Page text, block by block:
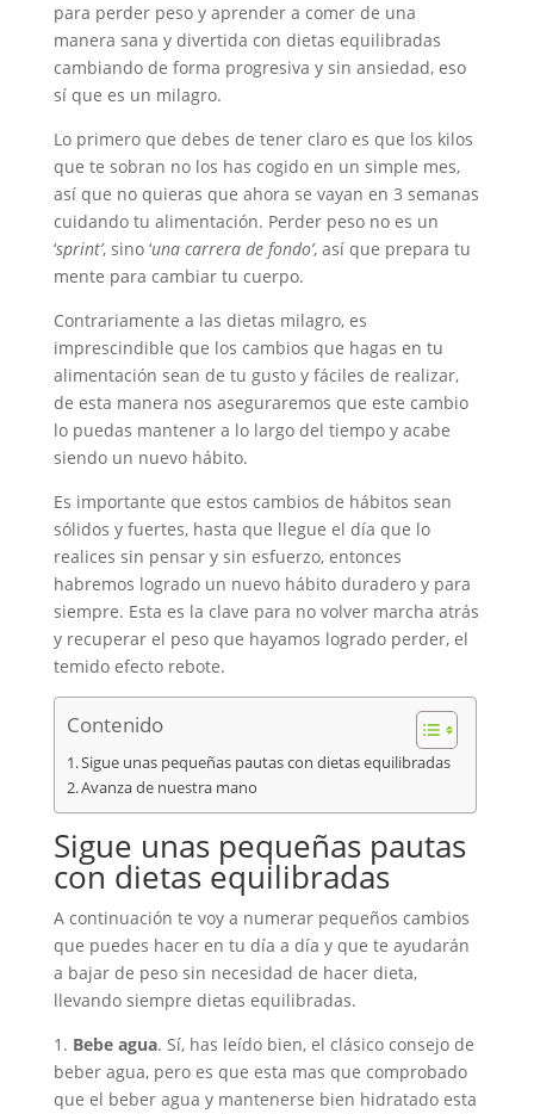
para perder peso y aprender a comer de una
manera sana y divertida con dietas equilibradas
cambiando de forma progresiva y sin ansiedad, eso
sí que es un milagro.
Lo primero que debes de tener claro es que los kilos
que te sobran no los has cogido en un simple mes,
así que no quieras que ahora se vayan en 3 semanas
cuidando tu alimentación. Perder peso no es un
‘sprint’, sino ‘una carrera de fondo’, así que prepara tu
mente para cambiar tu cuerpo.
Contrariamente a las dietas milagro, es
imprescindible que los cambios que hagas en tu
alimentación sean de tu gusto y fáciles de realizar,
de esta manera nos aseguraremos que este cambio
lo puedas mantener a lo largo del tiempo y acabe
siendo un nuevo hábito.
Es importante que estos cambios de hábitos sean
sólidos y fuertes, hasta que llegue el día que lo
realices sin pensar y sin esfuerzo, entonces
habremos logrado un nuevo hábito duradero y para
siempre. Esta es la clave para no volver marcha atrás
y recuperar el peso que hayamos logrado perder, el
temido efecto rebote.
Contenido
Sigue unas pequeñas pautas con dietas equilibradas
Avanza de nuestra mano
Sigue unas pequeñas pautas
con dietas equilibradas
A continuación te voy a numerar pequeños cambios
que puedes hacer en tu día a día y que te ayudarán
a bajar de peso sin necesidad de hacer dieta,
llevando siempre dietas equilibradas.
1. Bebe agua. Sí, has leído bien, el clásico consejo de
beber agua, pero es que esta mas que comprobado
que el beber agua y mantenerse bien hidratado esta